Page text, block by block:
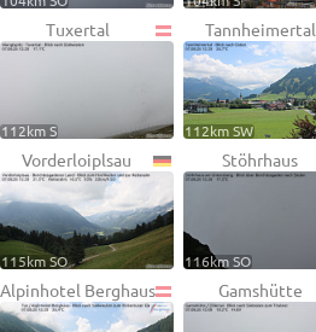
Tuxertal
112km S
Tannheimertal
112km SW
Vorderloiplsau
115km SO
Stöhrhaus
116km SO
Alpinhotel Berghaus Gamshütte